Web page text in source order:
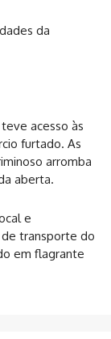
da
teve acesso às
furtado. As
arromba
aberta.
e
transporte do
em flagrante